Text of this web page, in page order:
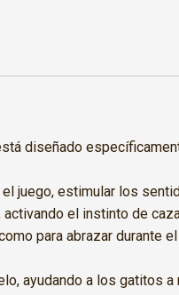
diseñado
juego, estimular los
el instinto de
para abrazar durante
ayudando a los gatitos